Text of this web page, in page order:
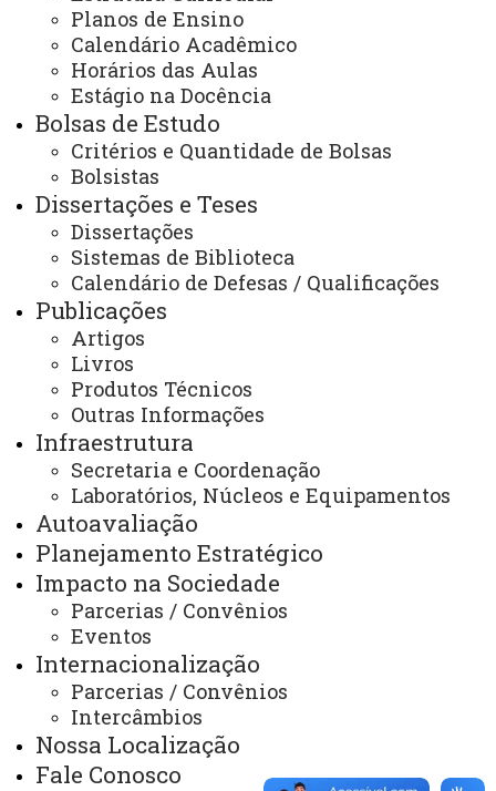
Planos de Ensino
Calendário Acadêmico
Horários das Aulas
Estágio na Docência
Bolsas de Estudo
Critérios e Quantidade de Bolsas
Bolsistas
Dissertações e Teses
Dissertações
Sistemas de Biblioteca
Calendário de Defesas / Qualificações
Publicações
Artigos
Livros
Produtos Técnicos
Outras Informações
Infraestrutura
Secretaria e Coordenação
Laboratórios, Núcleos e Equipamentos
Autoavaliação
Planejamento Estratégico
Impacto na Sociedade
Parcerias / Convênios
Eventos
Internacionalização
Parcerias / Convênios
Intercâmbios
Nossa Localização
Fale Conosco
ACESSE
Acesso Restrito (Editores do Portal)
Arquivo Virtual
Bibliotecas
Identidade Visual
Mapa do Site
Ouvidoria
Portal Office 365
Sistemas
Telefones
Webmail
REITORIA
Secretaria Geral
Gabinete Reitoria
Secretaria dos Conselhos Superiores
PRÓ-REITORIAS
Administração e Finanças